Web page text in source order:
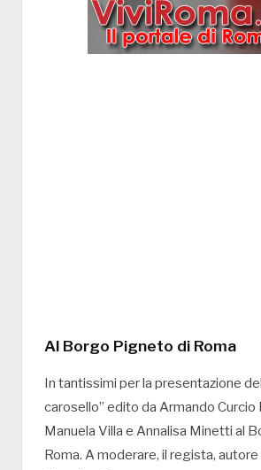
Al Borgo Pigneto di Roma
In tantissimi per la presentazione del
carosello” edito da Armando Curcio
Manuela Villa e Annalisa Minetti al
Roma. A moderare, il regista,